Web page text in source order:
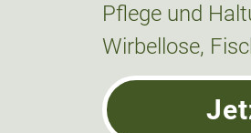
Pflege und
Wirbellose,